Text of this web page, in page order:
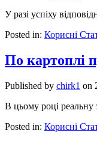
У разі успіху
Posted in: Корисні
По картоплі
Published by chirk1 on
В цьому році реальну
Posted in: Корисні